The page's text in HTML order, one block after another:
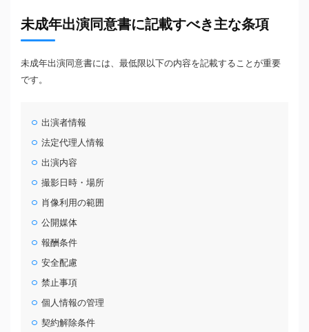
未成年出演同意書に記載すべき主な条項
未成年出演同意書には、最低限以下の内容を記載することが重要
です。
出演者情報
法定代理人情報
出演内容
撮影日時・場所
肖像利用の範囲
公開媒体
報酬条件
安全配慮
禁止事項
個人情報の管理
契約解除条件